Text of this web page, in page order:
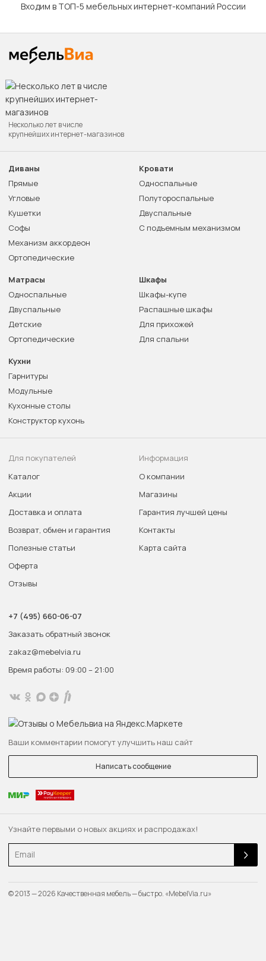
Входим в ТОП-5 мебельных интернет-компаний России
Узнайте первыми о новых акциях и распродажах!
Email
Несколько лет в числе
крупнейших интернет-магазинов
Диваны
Прямые
Угловые
Кушетки
Софы
Механизм аккордеон
Ортопедические
Кровати
Односпальные
Полутороспальные
Двуспальные
С подъемным механизмом
Матрасы
Односпальные
Двуспальные
Детские
Ортопедические
Шкафы
Шкафы-купе
Распашные шкафы
Для прихожей
Для спальни
Кухни
Гарнитуры
Модульные
Кухонные столы
Конструктор кухонь
Для покупателей
Каталог
Акции
Доставка и оплата
Возврат, обмен и гарантия
Полезные статьи
Оферта
Отзывы
Информация
О компании
Магазины
Гарантия лучшей цены
Контакты
Карта сайта
+7 (495) 660-06-07
Заказать обратный звонок
zakaz@mebelvia.ru
Время работы: 09:00 – 21:00
Ваши комментарии помогут улучшить наш сайт
Написать сообщение
© 2013 — 2026 Качественная мебель — быстро. «MebelVia.ru»